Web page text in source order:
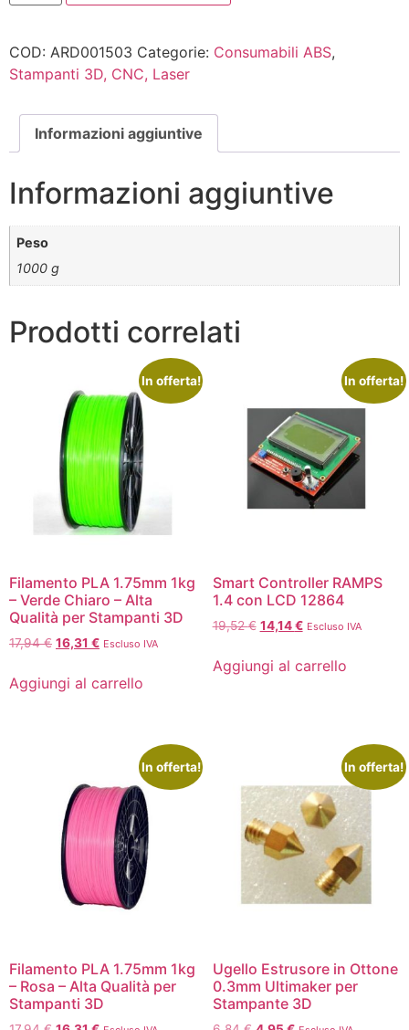
COD: ARD001503 Categorie: Consumabili ABS,
Stampanti 3D, CNC, Laser
Informazioni aggiuntive
Informazioni aggiuntive
Peso
1000 g
Prodotti correlati
In offerta!
Filamento PLA 1.75mm 1kg
– Verde Chiaro – Alta
Qualità per Stampanti 3D
17,94€ 16,31 € Escluso IVA
Aggiungi al carrello
In offerta!
Smart Controller RAMPS
1.4 con LCD 12864
19,52€ 14,14€ Escluso IVA
Aggiungi al carrello
In offerta!
Filamento PLA 1.75mm 1kg
– Rosa – Alta Qualità per
Stampanti 3D
In offerta!
Ugello Estrusore in Ottone
0.3mm Ultimaker per
Stampante 3D